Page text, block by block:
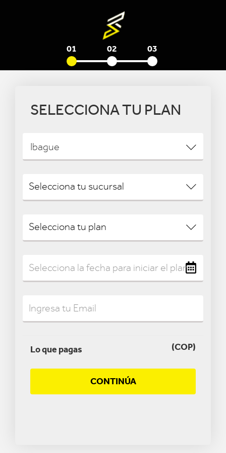
01 02 03
SELECCIONA TU PLAN
Ibague
Lo que pagas (COP)
CONTINÚA